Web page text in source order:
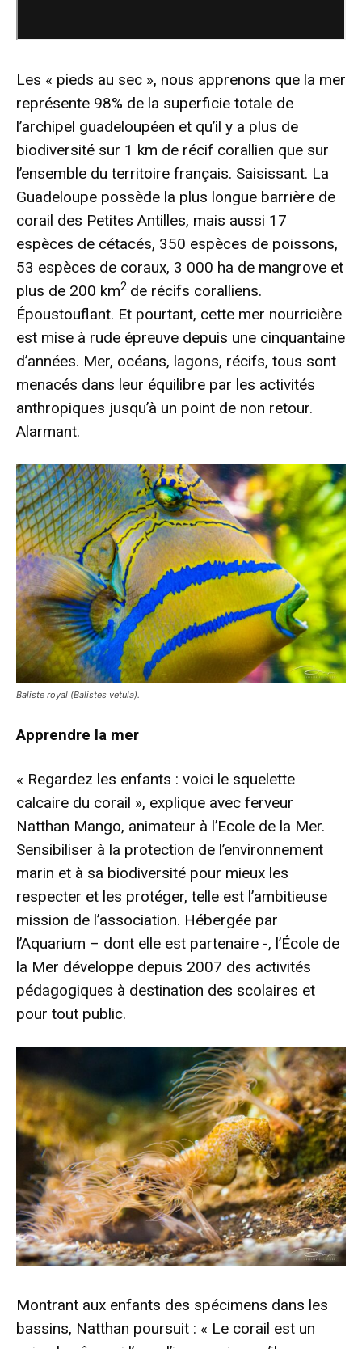
Les « pieds au sec », nous apprenons que la mer
représente 98% de la superficie totale de
l’archipel guadeloupéen et qu’il y a plus de
biodiversité sur 1 km de récif corallien que sur
l’ensemble du territoire français. Saisissant. La
Guadeloupe possède la plus longue barrière de
corail des Petites Antilles, mais aussi 17
espèces de cétacés, 350 espèces de poissons,
53 espèces de coraux, 3 000 ha de mangrove et
plus de 200 km2 de récifs coralliens.
Époustouflant. Et pourtant, cette mer nourricière
est mise à rude épreuve depuis une cinquantaine
d’années. Mer, océans, lagons, récifs, tous sont
menacés dans leur équilibre par les activités
anthropiques jusqu’à un point de non retour.
Alarmant.
Baliste royal (Balistes vetula).
Apprendre la mer
« Regardez les enfants : voici le squelette
calcaire du corail », explique avec ferveur
Natthan Mango, animateur à l’Ecole de la Mer.
Sensibiliser à la protection de l’environnement
marin et à sa biodiversité pour mieux les
respecter et les protéger, telle est l’ambitieuse
mission de l’association. Hébergée par
l’Aquarium – dont elle est partenaire -, l’École de
la Mer développe depuis 2007 des activités
pédagogiques à destination des scolaires et
pour tout public.
Montrant aux enfants des spécimens dans les
bassins, Natthan poursuit : « Le corail est un